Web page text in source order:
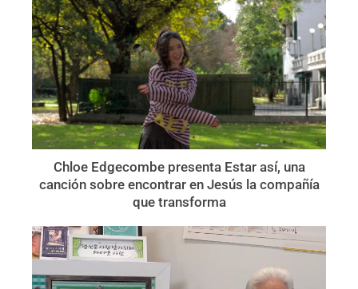
Chloe Edgecombe presenta Estar así, una
canción sobre encontrar en Jesús la compañía
que transforma